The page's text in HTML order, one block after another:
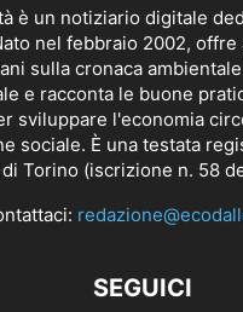
è un notiziario digitale
nel febbraio 2002, offre
sulla cronaca
e racconta le buone
sviluppare l'economia
sociale. È una testata
Torino (iscrizione n. 58
SEGUICI